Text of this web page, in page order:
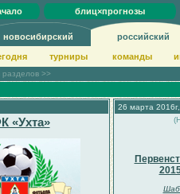
блиц×прогнозы
новосибирский российский
турниры команды
разделов >>
«Ухта»
26 марта